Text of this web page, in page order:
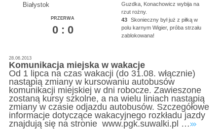
Białystok
PRZERWA
0 : 0
Guzdka, Konachowicz wybija na
rzut rożny.
43
Skonieczny był już z piłką w
polu karnym Wigier, próba strzału
zablokowana!
28.06.2013
Komunikacja miejska w wakacje
Od 1 lipca na czas wakacji (do 31.08. włącznie)
nastąpią zmiany w kursowaniu autobusów
komunikacji miejskiej w dni robocze. Zawieszone
zostaną kursy szkolne, a na wielu liniach nastąpią
zmiany w czasie odjazdu autobusów. Szczegółowe
informacje dotyczące wakacyjnego rozkładu jazdy
znajdują się na stronie www.pgk.suwalki.pl …